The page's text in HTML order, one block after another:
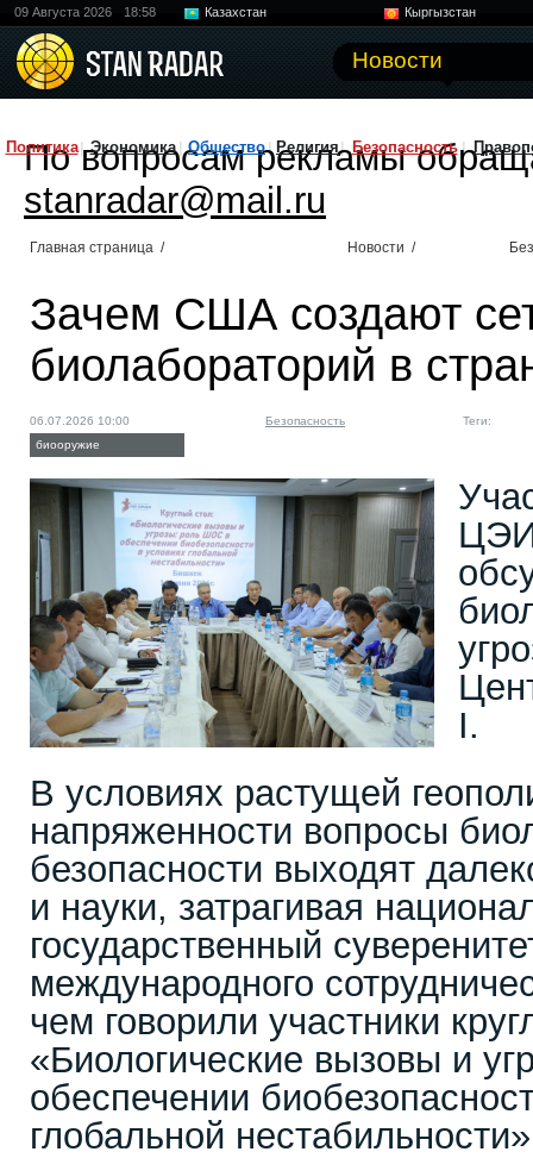
09 Августа 2026 18:58 Казахстан
Кыргызстан
Новости
Политика Экономика Общество Религия Безопасность
По вопросам рекламы
stanradar@mail.ru
Главная страница / Новости /
Зачем США создают
биолабораторий в
06.07.2026 10:00 Безопасность
Теги:
биооружие
I.
В условиях растущей
напряженности вопросы
безопасности выходят
и науки, затрагивая
государственный
международного
чем говорили участники
«Биологические вызовы и
обеспечении
глобальной